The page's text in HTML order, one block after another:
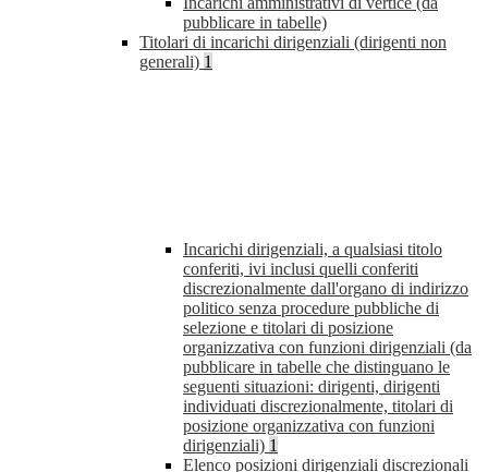
pubblicare in tabelle)
Titolari di incarichi dirigenziali (dirigenti non
generali) 1
Incarichi dirigenziali, a qualsiasi titolo
conferiti, ivi inclusi quelli conferiti
discrezionalmente dall'organo di indirizzo
politico senza procedure pubbliche di
selezione e titolari di posizione
organizzativa con funzioni dirigenziali (da
pubblicare in tabelle che distinguano le
seguenti situazioni: dirigenti, dirigenti
individuati discrezionalmente, titolari di
posizione organizzativa con funzioni
dirigenziali) 1
Elenco posizioni dirigenziali discrezionali